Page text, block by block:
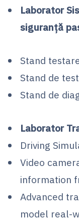
Laborator
siguranţă
Stand
Stand
Stand de
Laborator
Driving
Video
information
Advanced
model real-